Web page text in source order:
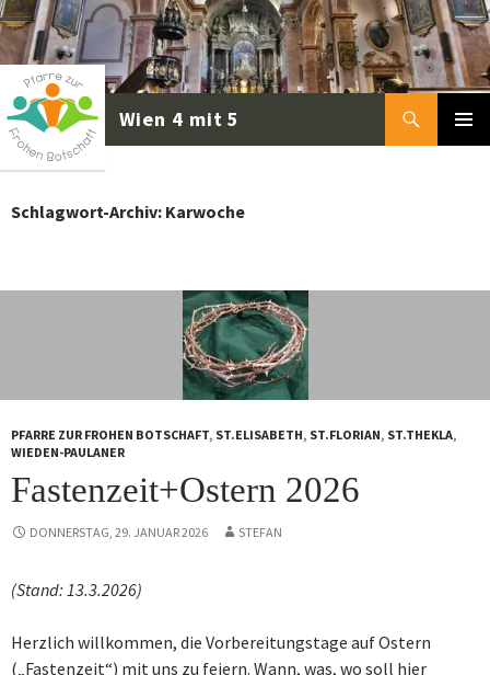
Zum
Inhalt
springen
Suchen
Schlagwort-Archiv: Karwoche
PFARRE ZUR FROHEN BOTSCHAFT, ST.ELISABETH, ST.FLORIAN, ST.THEKLA,
WIEDEN-PAULANER
Fastenzeit+Ostern 2026
DONNERSTAG, 29. JANUAR 2026 STEFAN
(Stand: 13.3.2026)
Herzlich willkommen, die Vorbereitungstage auf Ostern
(„Fastenzeit“) mit uns zu feiern. Wann, was, wo soll hier